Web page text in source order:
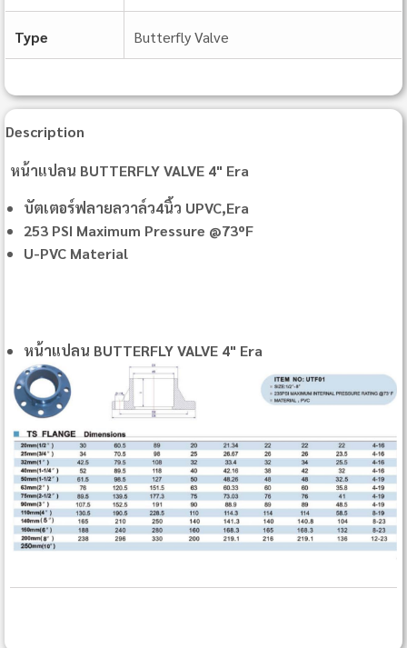
Type Butterfly Valve
Description
หน้าแปลน BUTTERFLY VALVE 4" Era
บัตเตอร์ฟลายลวาล์ว4นิ้ว UPVC,Era
253 PSI Maximum Pressure @73ºF
U-PVC Material
หน้าแปลน BUTTERFLY VALVE 4" Era